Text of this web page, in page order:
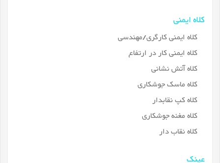
کلاه ایمنی
کلاه ایمنی کارگری/مهندسی
کلاه ایمنی کار در ارتفاع
کلاه آتش نشانی
کلاه ماسک جوشکاری
کلاه کپ نقابدار
کلاه مغنه جوشکاری
کلاه نقاب دار
عینک